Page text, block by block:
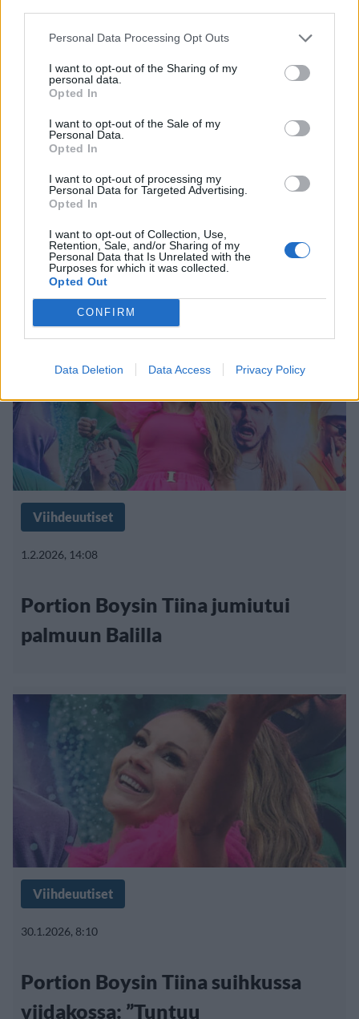
Personal Data Processing Opt Outs
I want to opt-out of the Sharing of my
personal data.
Opted In
I want to opt-out of the Sale of my
Personal Data.
Opted In
I want to opt-out of processing my
Personal Data for Targeted Advertising.
Opted In
I want to opt-out of Collection, Use,
Retention, Sale, and/or Sharing of my
Personal Data that Is Unrelated with the
Purposes for which it was collected.
Opted Out
CONFIRM
Data Deletion Data Access Privacy Policy
3.2.2026, 6:01
Portion Boysin Mikael ja Tiina
Forsbyllä ikävä välikohtaus apinan
kanssa
Viihdeuutiset
1.2.2026, 14:08
Portion Boysin Tiina jumiutui
palmuun Balilla
Viihdeuutiset
30.1.2026, 8:10
Portion Boysin Tiina suihkussa
viidakossa: ”Tuntuu